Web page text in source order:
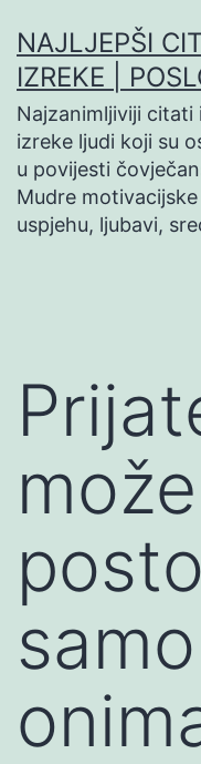
na
sadržaj
NAJLJEPŠI
IZREKE |
Najzanimljiviji citati
izreke ljudi koji su
u povijesti
Mudre
uspjehu, ljubavi,
može